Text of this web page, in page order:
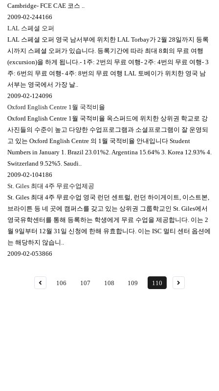
Cambridge- FCE CAE 코스 ..
2009-02-244166
LAL 스페셜 오퍼
LAL 스페셜 오퍼 영국 남서부에 위치한 LAL Torbay가 2월 28일까지 등록
시까지 스페셜 오퍼가 있습니다. 등록기간에 따라 최대 8회의 무료 여행
(excursion)을 하게 됩니다.- 1주: 2번의 무료 여행- 2주: 4번의 무료 여행- 3
주: 6번의 무료 여행- 4주: 8번의 무료 여행 LAL 토베이가 위치한 영국 남
서부는 영국에서 가장 날..
2009-02-124096
Oxford English Centre 1월 국적비율
Oxford English Centre 1월 국적비율 옥스퍼드에 위치한 상위권 학교로 강
사진들의 수준이 높고 다양한 수업프로그램과 소셜프로그램이 잘 운영되
고 있는 Oxford English Centre 의 1월 국적비율 안내입니다 Student
Numbers in January 1. Brazil 23.01%2. Argentina 15.64% 3. Korea 12.93% 4.
Switzerland 9.52%5. Saudi..
2009-02-104186
St. Giles 최대 4주 무료수업제공
St. Giles 최대 4주 무료수업 영국 런던 센트럴, 런던 하이게이트, 이스트본,
브라이튼 등 네 곳에 캠퍼스를 갖고 있는 상위권 그룹학교인 St. Giles에서
영국유학센터를 통해 등록하는 학생에게 무료 수업을 제공합니다. 이는 2
월 9일부터 12월 31일 신청에 한해 유효합니다. 이는 ISC 멀티 센터 옵션에
는 해당하지 않습니..
2009-02-053866
106 107 108 109 110